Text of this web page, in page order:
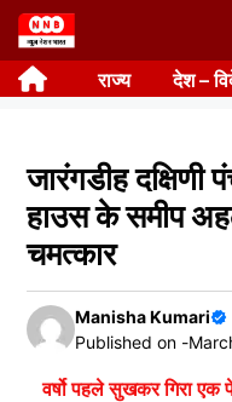
Skip
to
content राज्य देश –
जारंगडीह दक्षिणी
हाउस के समीप
चमत्कार
Manisha Kumari
Published on -
वर्षो पहले सुखकर गिरा